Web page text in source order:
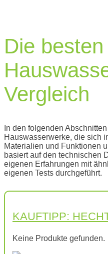
Die besten
Vergleich
In den folgenden
Hauswasserwerke, die sich
Materialien und Funktionen
basiert auf den technischen
eigenen Erfahrungen mit
eigenen Tests durchgeführt.
KAUFTIPP:
Keine Produkte gefunden.